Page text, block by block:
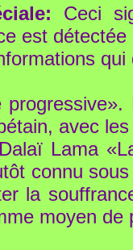
Ceci
est
avec
Lama
connu
la
moyen